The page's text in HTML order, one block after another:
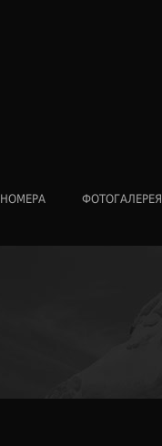
НОМЕРА ФОТОГАЛЕРЕЯ